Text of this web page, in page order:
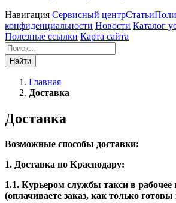
Навигация Сервисный центрСтатьи
конфиденциальности Новости Каталог
Полезные ссылки Карта сайта
Найти
Главная
Доставка
Доставка
Возможные способы доставки:
1. Доставка по Краснодару:
1.1. Курьером службы такси в рабочее
(оплачиваете заказ, как только